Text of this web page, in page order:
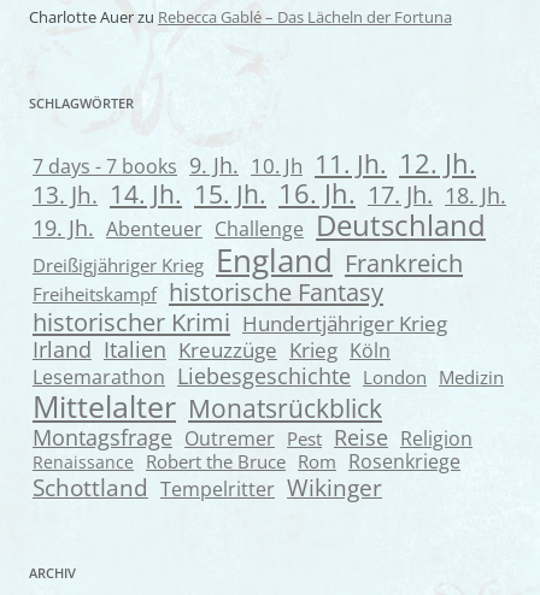
Charlotte Auerzu Rebecca Gablé – Das Lächeln der Fortuna
SCHLAGWÖRTER
7 days - 7 books 9. Jh. 10. Jh 11. Jh. 12. Jh.
13. Jh. 14. Jh. 15. Jh. 16. Jh. 17. Jh. 18. Jh.
19. Jh. Abenteuer Challenge Deutschland
Dreißigjähriger Krieg England Frankreich
Freiheitskampf historische Fantasy
historischer Krimi Hundertjähriger Krieg
Irland Italien Kreuzzüge Krieg Köln
Lesemarathon Liebesgeschichte London Medizin
Mittelalter Monatsrückblick
Montagsfrage Outremer Pest Reise Religion
Renaissance Robert the Bruce Rom Rosenkriege
Schottland Tempelritter Wikinger
ARCHIV